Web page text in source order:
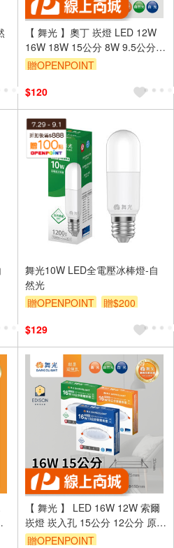
【 舞光 】奧丁 崁燈 LED 12W
16W 18W 15公分 8W 9.5公分
5W 7.5公分 嵌燈
贈OPENPOINT
$120
舞光10W LED全電壓冰棒燈-自
然光
贈OPENPOINT
贈$200
$129
【 舞光 】 LED 16W 12W 索爾
崁燈 崁入孔 15公分 12公分 原廠
兩年保固 嵌燈
贈OPENPOINT